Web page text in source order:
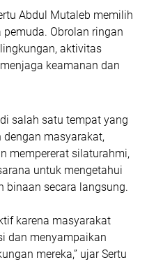
Abdul Mutaleb memilih
Obrolan ringan
aktivitas
keamanan dan
salah satu tempat yang
masyarakat,
mempererat silaturahmi,
untuk mengetahui
binaan secara langsung.
karena masyarakat
dan menyampaikan
mereka,” ujar Sertu